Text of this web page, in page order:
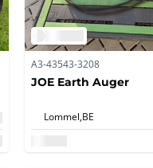
A3-43543-3208
JOE Earth Auger
Lommel, BE